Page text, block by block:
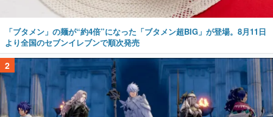
「ブタメン」の麺が“約4倍”になった「ブタメン超BIG」が登場。8月11日
より全国のセブンイレブンで順次発売
2